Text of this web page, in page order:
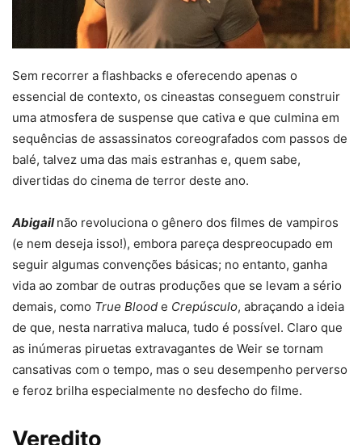
Sem recorrer a flashbacks e oferecendo apenas o
essencial de contexto, os cineastas conseguem construir
uma atmosfera de suspense que cativa e que culmina em
sequências de assassinatos coreografados com passos de
balé, talvez uma das mais estranhas e, quem sabe,
divertidas do cinema de terror deste ano.
Abigailnão revoluciona o gênero dos filmes de vampiros
(e nem deseja isso!), embora pareça despreocupado em
seguir algumas convenções básicas; no entanto, ganha
vida ao zombar de outras produções que se levam a sério
demais, como True Blood e Crepúsculo, abraçando a ideia
de que, nesta narrativa maluca, tudo é possível. Claro que
as inúmeras piruetas extravagantes de Weir se tornam
cansativas com o tempo, mas o seu desempenho perverso
e feroz brilha especialmente no desfecho do filme.
Veredito